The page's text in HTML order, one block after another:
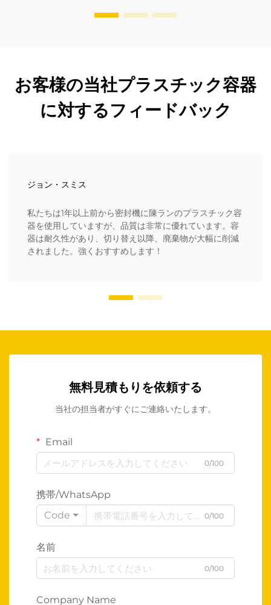
お客様の当社プラスチック容器
に対するフィードバック
ジョン・スミス
私たちは1年以上前から密封機に陳ランのプラスチック容
器を使用していますが、品質は非常に優れています。容
器は耐久性があり、切り替え以降、廃棄物が大幅に削減
されました。強くおすすめします！
無料見積もりを依頼する
当社の担当者がすぐにご連絡いたします。
Email
0/100
携帯/WhatsApp
Code
0/100
名前
0/100
Company Name